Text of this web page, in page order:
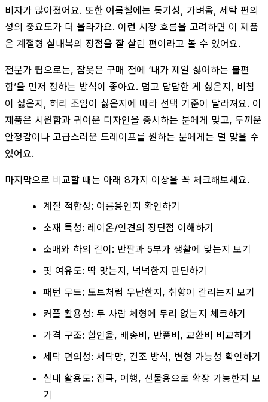
비자가 많아졌어요. 또한 여름철에는 통기성, 가벼움, 세탁 편의
성의 중요도가 더 올라가요. 이런 시장 흐름을 고려하면 이 제품
은 계절형 실내복의 장점을 잘 살린 편이라고 볼 수 있어요.
전문가 팁으로는, 잠옷은 구매 전에 ‘내가 제일 싫어하는 불편
함’을 먼저 정하는 방식이 좋아요. 덥고 답답한 게 싫은지, 비침
이 싫은지, 허리 조임이 싫은지에 따라 선택 기준이 달라져요. 이
제품은 시원함과 귀여운 디자인을 중시하는 분에게 맞고, 두꺼운
안정감이나 고급스러운 드레이프를 원하는 분에게는 덜 맞을 수
있어요.
마지막으로 비교할 때는 아래 8가지 이상을 꼭 체크해보세요.
계절 적합성: 여름용인지 확인하기
소재 특성: 레이온/인견의 장단점 이해하기
소매와 하의 길이: 반팔과 5부가 생활에 맞는지 보기
핏 여유도: 딱 맞는지, 넉넉한지 판단하기
패턴 무드: 도트처럼 무난한지, 취향이 갈리는지 보기
커플 활용성: 두 사람 체형에 무리 없는지 체크하기
가격 구조: 할인율, 배송비, 반품비, 교환비 비교하기
세탁 편의성: 세탁망, 건조 방식, 변형 가능성 확인하기
실내 활용도: 집콕, 여행, 선물용으로 확장 가능한지 보
기